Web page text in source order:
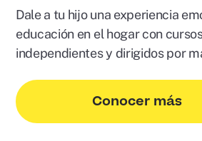
Dale a tu hijo una experiencia
educación en el hogar con
independientes y dirigidos por
Conocer más